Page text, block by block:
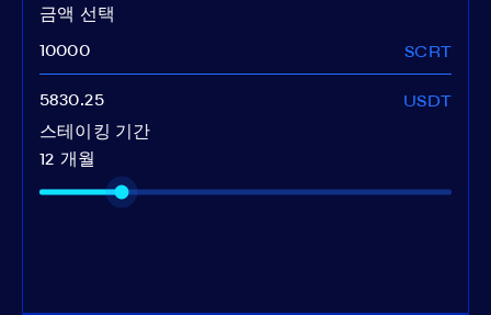
금액 선택
SCRT
USDT
스테이킹 기간
12 개월